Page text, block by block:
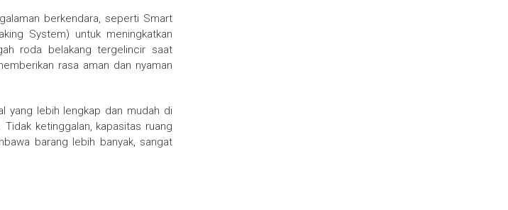
berkendara, seperti Smart
System) untuk meningkatkan
roda belakang tergelincir saat
rasa aman dan nyaman
yang lebih lengkap dan mudah di
ketinggalan, kapasitas ruang
barang lebih banyak, sangat